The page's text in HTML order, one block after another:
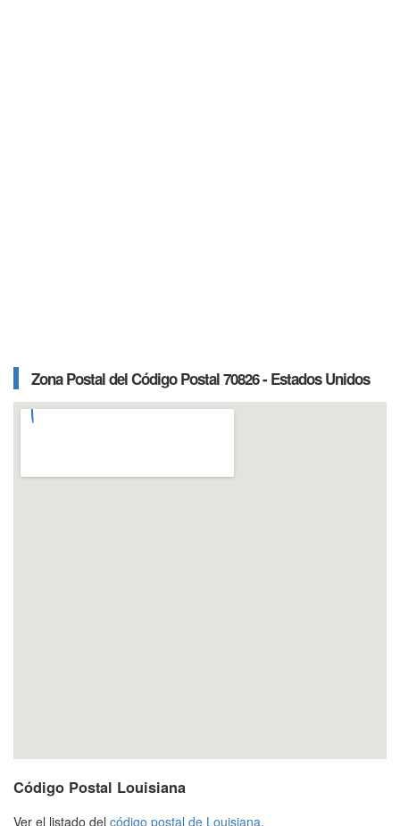
Zona Postal del Código Postal 70826 - Estados Unidos
Código Postal Louisiana
Ver el listado del código postal de Louisiana.